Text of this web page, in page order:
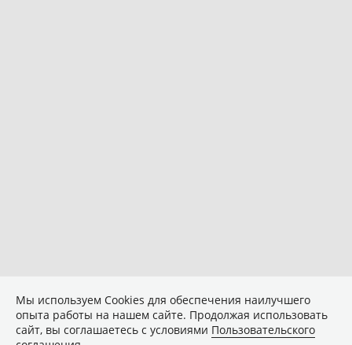
Мы используем Сookies для обеспечения наилучшего
опыта работы на нашем сайте. Продолжая использовать
сайт, вы соглашаетесь с условиями Пользовательского